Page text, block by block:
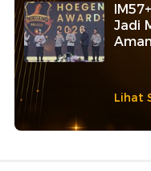
Jadi
Lihat